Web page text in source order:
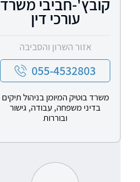
קובץ'-חביבי משרד
עורכי דין
אזור השרון והסביבה
055-4532803
משרד בוטיק המיומן בניהול תיקים
בדיני משפחה, עבודה, גישור
ובוררות